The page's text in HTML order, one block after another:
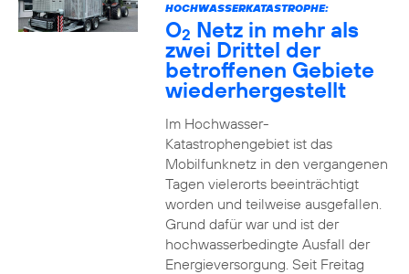
HOCHWASSERKATASTROPHE:
O2 Netz in mehr als
zwei Drittel der
betroffenen Gebiete
wiederhergestellt
Im Hochwasser-
Katastrophengebiet ist das
Mobilfunknetz in den vergangenen
Tagen vielerorts beeinträchtigt
worden und teilweise ausgefallen.
Grund dafür war und ist der
hochwasserbedingte Ausfall der
Energieversorgung. Seit Freitag